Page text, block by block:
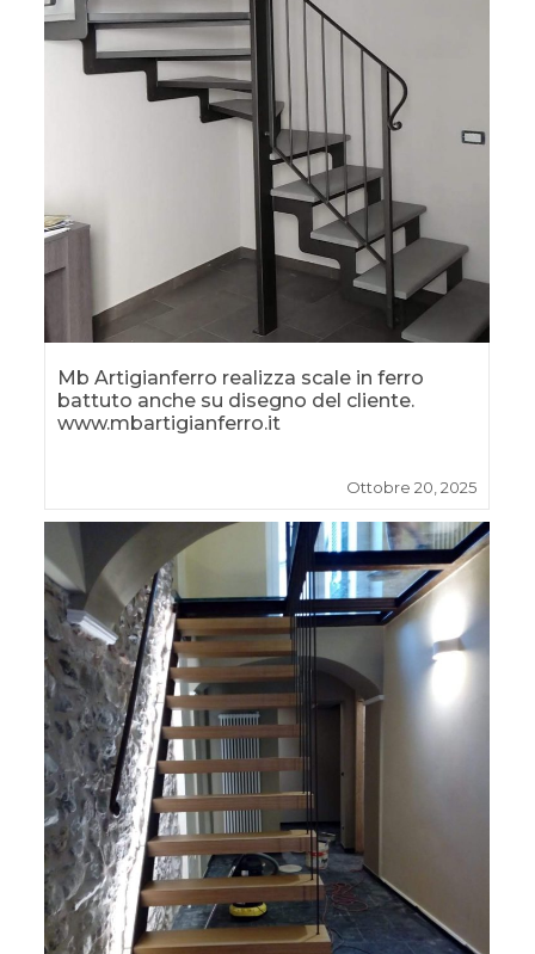
Mb Artigianferro realizza scale in ferro
battuto anche su disegno del cliente.
www.mbartigianferro.it
Ottobre 20, 2025